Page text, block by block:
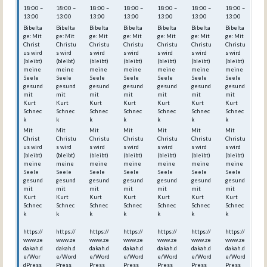
18:00 –
13:00
Bibelta
ge: Mit
Christ
us wird
(bleibt)
meine
Seele
gesund
mit
Kurt
Schnec
k
Mit
Christ
us wird
(bleibt)
meine
Seele
gesund
mit
Kurt
Schnec
k
https://
www.ze
dakah.d
e/Wor
dPress
18:00 –
13:00
Bibelta
ge: Mit
Christu
s wird
(bleibt)
meine
Seele
gesund
mit
Kurt
Schnec
k
Mit
Christu
s wird
(bleibt)
meine
Seele
gesund
mit
Kurt
Schnec
k
https://
www.ze
dakah.d
e/Word
Press_
18:00 –
13:00
Bibelta
ge: Mit
Christu
s wird
(bleibt)
meine
Seele
gesund
mit
Kurt
Schnec
k
Mit
Christu
s wird
(bleibt)
meine
Seele
gesund
mit
Kurt
Schnec
k
https://
www.ze
dakah.d
e/Word
Press_
18:00 –
13:00
Bibelta
ge: Mit
Christu
s wird
(bleibt)
meine
Seele
gesund
mit
Kurt
Schnec
k
Mit
Christu
s wird
(bleibt)
meine
Seele
gesund
mit
Kurt
Schnec
k
https://
www.ze
dakah.d
e/Word
Press_
18:00 –
13:00
Bibelta
ge: Mit
Christu
s wird
(bleibt)
meine
Seele
gesund
mit
Kurt
Schnec
k
Mit
Christu
s wird
(bleibt)
meine
Seele
gesund
mit
Kurt
Schnec
k
https://
www.ze
dakah.d
e/Word
Press_
18:00 –
13:00
Bibelta
ge: Mit
Christu
s wird
(bleibt)
meine
Seele
gesund
mit
Kurt
Schnec
k
Mit
Christu
s wird
(bleibt)
meine
Seele
gesund
mit
Kurt
Schnec
k
https://
www.ze
dakah.d
e/Word
Press_
18:00 –
13:00
Bibelta
ge: Mit
Christu
s wird
(bleibt)
meine
Seele
gesund
mit
Kurt
Schnec
k
Mit
Christu
s wird
(bleibt)
meine
Seele
gesund
mit
Kurt
Schnec
k
https://
www.ze
dakah.d
e/Word
Press_